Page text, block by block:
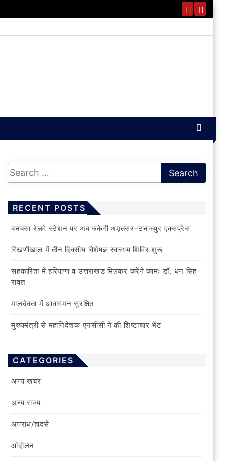
RECENT POSTS
बनबसा रेलवे स्टेशन पर अब रुकेगी अमृतसर–टनकपुर एक्सप्रेस
रिखणीखाल में तीन दिवसीय विशेषज्ञ स्वास्थ्य शिविर शुरू
सहकारिता में हरियाणा व उत्तराखंड मिलकर करेंगे कामः डाॅ. धन सिंह
रावत
मालदेवता में आवागमन सुरक्षित
मुख्यमंत्री से महानिदेशक एनसीसी ने की शिष्टाचार भेंट
CATEGORIES
अन्य खबर
अन्य राज्य
अपराध/हादसे
आंदोलन